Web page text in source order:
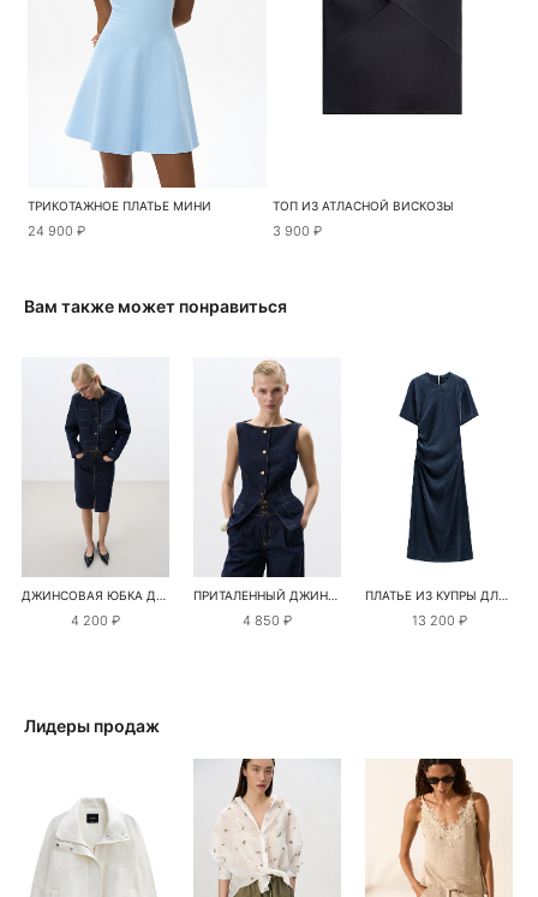
ТРИКОТАЖНОЕ ПЛАТЬЕ МИНИ
24 900 ₽
ТОП ИЗ АТЛАСНОЙ ВИСКОЗЫ
3 900 ₽
Вам также может понравиться
ДЖИНСОВАЯ ЮБКА ДЛИНЫ МИДИ
4 200 ₽
ПРИТАЛЕННЫЙ ДЖИНСОВЫЙ ЖИЛЕТ
4 850 ₽
ПЛАТЬЕ ИЗ КУПРЫ ДЛИНЫ МИДИ
13 200 ₽
Лидеры продаж